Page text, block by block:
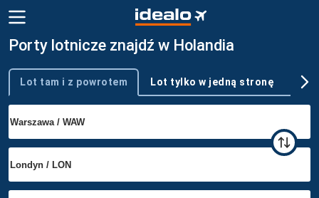
Porty lotnicze znajdź w Holandia
Typ podróży
Lot tam i z powrotem Lot tylko w jedną stronę